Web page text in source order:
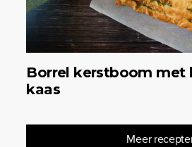
Borrel kerstboom met
kaas
Meer